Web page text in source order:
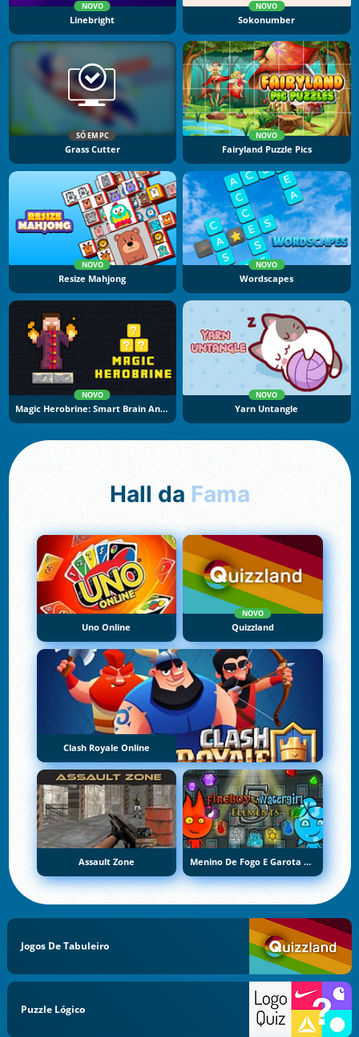
NOVO
Linebright
NOVO
Sokonumber
SÓ EM PC
Grass Cutter
NOVO
Fairyland Puzzle Pics
NOVO
Resize Mahjong
NOVO
Wordscapes
NOVO
Magic Herobrine: Smart Brain And Puzzle Quest
NOVO
Yarn Untangle
Hall da Fama
Uno Online
NOVO
Quizzland
Clash Royale Online
Assault Zone Menino De Fogo E Garota De Água 5: Elementos
Jogos De Tabuleiro
Puzzle Lógico